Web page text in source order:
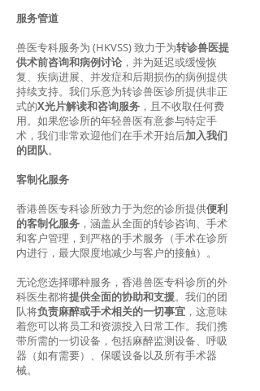
服务管道
兽医专科服务为 (HKVSS) 致力于为转诊兽医提
供术前咨询和病例讨论 ，并为延迟或缓慢恢
复、疾病进展、并发症和后期损伤的病例提供
持续支持。我们乐意为转诊兽医诊所提供非正
式的X光片解读和咨询服务 ，且不收取任何费
用。如果您诊所的年轻兽医有意参与特定手
术，我​​们非常欢迎他们在手术开始后加入我们
的团队。
客制化服务
香港兽医专科诊所致力于为您的诊所提供便利
的客制化服务 ，涵盖从全面的转诊咨询、手术
和客户管理，到严格的手术服务（手术在诊所
内进行，最大限度地减少与客户的接触）。
无论您选择哪种服务，香港兽医专科诊所的外
科医生都将提供全面的协助和支援。我们的团
队将负责麻醉或手术相关的一切事宜 ，这意味
着您可以将员工和资源投入日常工作。我们携
带所需的一切设备，包括麻醉监测设备、呼吸
器（如有需要）、保暖设备以及所有手术器
械。